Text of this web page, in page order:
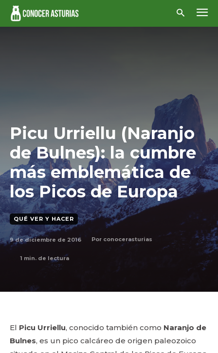
Picu Urriellu (Naranjo
de Bulnes): la cumbre
más emblemática de
los Picos de Europa
QUÉ VER Y HACER
9 de diciembre de 2016 Por conocerasturias
1 min. de lectura
El Picu Urriellu, conocido también como Naranjo de
Bulnes, es un pico calcáreo de origen paleozoico